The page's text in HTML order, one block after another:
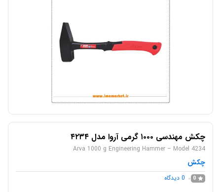
چکش مهندسی ۱۰۰۰ گرمی آروا مدل ۴۲۳۴
Arva 1000 g Engineering Hammer – Model 4234
چکش
0
0 دیدگاه